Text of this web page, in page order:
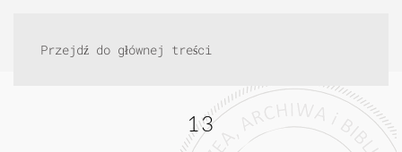
Przejdź do głównej treści
13